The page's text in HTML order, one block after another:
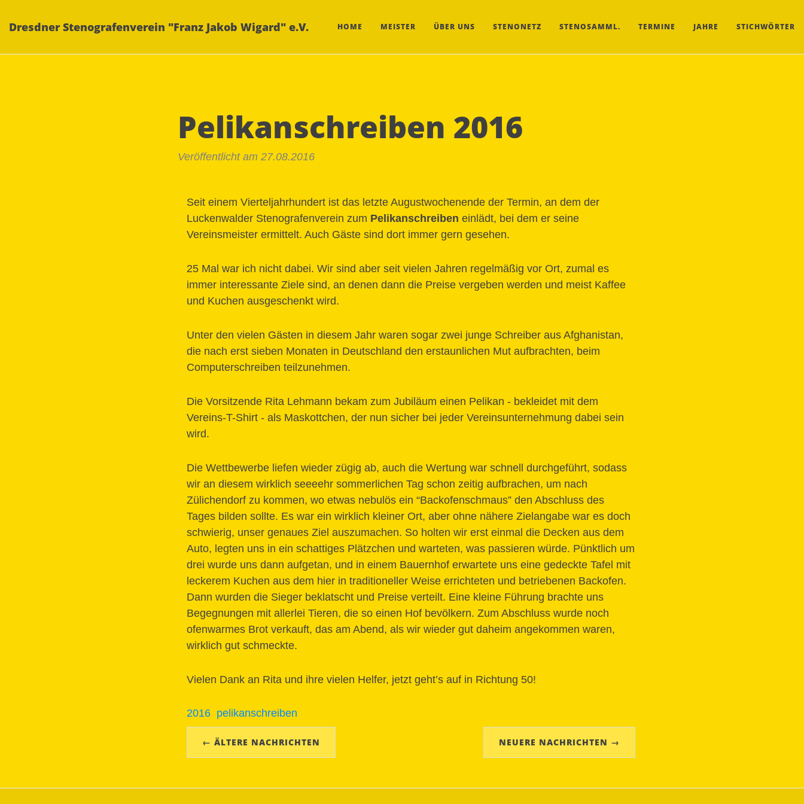
Dresdner Stenografenverein "Franz Jakob Wigard" e.V. HOME MEISTER ÜBER UNS STENONETZ STENOSAMML. TERMINE JAHRE STICHWÖRTER
Pelikanschreiben 2016
Veröffentlicht am 27.08.2016
Seit einem Vierteljahrhundert ist das letzte Augustwochenende der Termin, an dem der
Luckenwalder Stenografenverein zum Pelikanschreiben einlädt, bei dem er seine
Vereinsmeister ermittelt. Auch Gäste sind dort immer gern gesehen.
25 Mal war ich nicht dabei. Wir sind aber seit vielen Jahren regelmäßig vor Ort, zumal es
immer interessante Ziele sind, an denen dann die Preise vergeben werden und meist Kaffee
und Kuchen ausgeschenkt wird.
Unter den vielen Gästen in diesem Jahr waren sogar zwei junge Schreiber aus Afghanistan,
die nach erst sieben Monaten in Deutschland den erstaunlichen Mut aufbrachten, beim
Computerschreiben teilzunehmen.
Die Vorsitzende Rita Lehmann bekam zum Jubiläum einen Pelikan - bekleidet mit dem
Vereins-T-Shirt - als Maskottchen, der nun sicher bei jeder Vereinsunternehmung dabei sein
wird.
Die Wettbewerbe liefen wieder zügig ab, auch die Wertung war schnell durchgeführt, sodass
wir an diesem wirklich seeeehr sommerlichen Tag schon zeitig aufbrachen, um nach
Zülichendorf zu kommen, wo etwas nebulös ein “Backofenschmaus” den Abschluss des
Tages bilden sollte. Es war ein wirklich kleiner Ort, aber ohne nähere Zielangabe war es doch
schwierig, unser genaues Ziel auszumachen. So holten wir erst einmal die Decken aus dem
Auto, legten uns in ein schattiges Plätzchen und warteten, was passieren würde. Pünktlich um
drei wurde uns dann aufgetan, und in einem Bauernhof erwartete uns eine gedeckte Tafel mit
leckerem Kuchen aus dem hier in traditioneller Weise errichteten und betriebenen Backofen.
Dann wurden die Sieger beklatscht und Preise verteilt. Eine kleine Führung brachte uns
Begegnungen mit allerlei Tieren, die so einen Hof bevölkern. Zum Abschluss wurde noch
ofenwarmes Brot verkauft, das am Abend, als wir wieder gut daheim angekommen waren,
wirklich gut schmeckte.
Vielen Dank an Rita und ihre vielen Helfer, jetzt geht’s auf in Richtung 50!
2016 pelikanschreiben
← ÄLTERE NACHRICHTEN NEUERE NACHRICHTEN →